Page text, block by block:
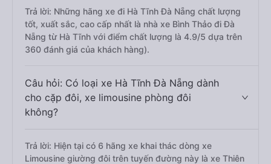
Trả lời: Những hãng xe đi Hà Tĩnh Đà Nẵng chất lượng
tốt, xuất sắc, cao cấp nhất là nhà xe Bình Thảo đi Đà
Nẵng từ Hà Tĩnh với điểm chất lượng là 4.9/5 dựa trên
360 đánh giá của khách hàng).
Câu hỏi: Có loại xe Hà Tĩnh Đà Nẵng dành
cho cặp đôi, xe limousine phòng đôi
không?
Trả lời: Hiện tại có 6 hãng xe khai thác dòng xe
Limousine giường đôi trên tuyến đường này là xe Thiên